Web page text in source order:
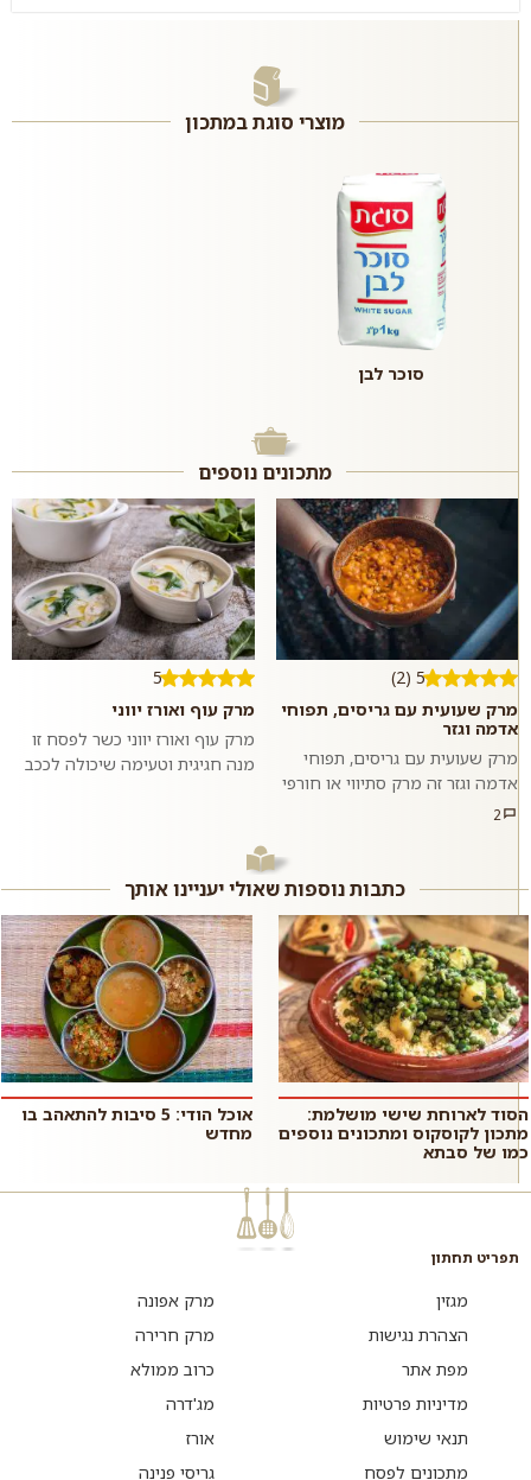
מוצרי סוגת במתכון
סוכר לבן
מתכונים נוספים
5 (2)
מרק שעועית עם גריסים, תפוחי
אדמה וגזר
מרק שעועית עם גריסים, תפוחי
אדמה וגזר זה מרק סתיווי או חורפי
מושלם: סמיך ועשיר, מחמם
2
5
מרק עוף ואורז יווני
מרק עוף ואורז יווני כשר לפסח זו
מנה חגיגית וטעימה שיכולה לככב
כתבות נוספות שאולי יעניינו אותך
הסוד לארוחת שישי מושלמת:
מתכון לקוסקוס ומתכונים נוספים
כמו של סבתא
אוכל הודי: 5 סיבות להתאהב בו
מחדש
תפריט תחתון
מגזין
הצהרת נגישות
מפת אתר
מדיניות פרטיות
תנאי שימוש
מתכונים לפסח
מרק אפונה
מרק חרירה
כרוב ממולא
מג'דרה
אורז
גריסי פנינה